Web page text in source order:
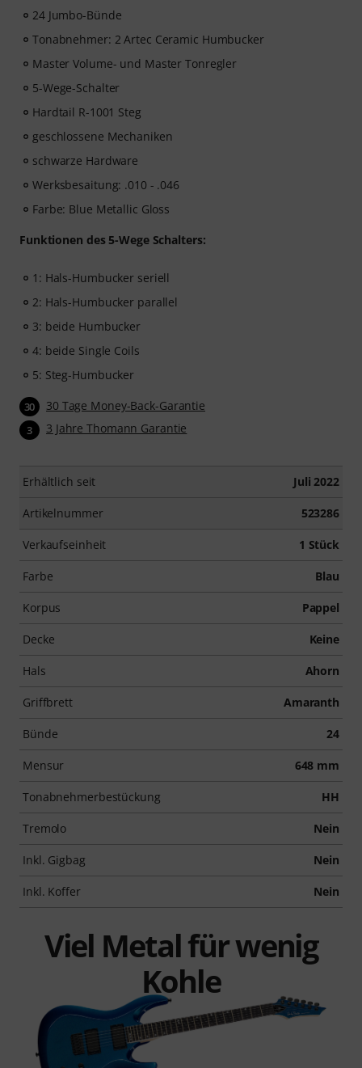
24 Jumbo-Bünde
Tonabnehmer: 2 Artec Ceramic Humbucker
Master Volume- und Master Tonregler
5-Wege-Schalter
Hardtail R-1001 Steg
geschlossene Mechaniken
schwarze Hardware
Werksbesaitung: .010 - .046
Farbe: Blue Metallic Gloss
Funktionen des 5-Wege Schalters:
1: Hals-Humbucker seriell
2: Hals-Humbucker parallel
3: beide Humbucker
4: beide Single Coils
5: Steg-Humbucker
30 30 Tage Money-Back-Garantie
3 3 Jahre Thomann Garantie
Erhältlich seit Juli 2022
Artikelnummer 523286
Verkaufseinheit 1 Stück
Farbe Blau
Korpus Pappel
Decke Keine
Hals Ahorn
Griffbrett Amaranth
Bünde 24
Mensur 648 mm
Tonabnehmerbestückung HH
Tremolo Nein
Inkl. Gigbag Nein
Inkl. Koffer Nein
Viel Metal für wenig
Kohle